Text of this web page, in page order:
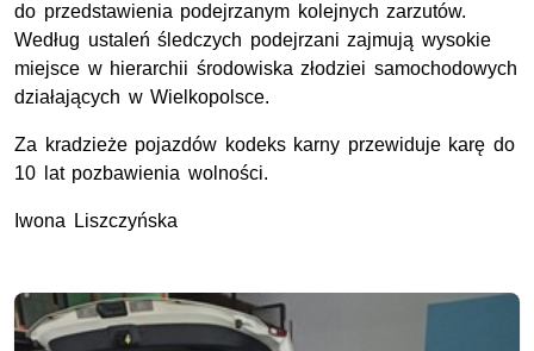
do przedstawienia podejrzanym kolejnych zarzutów.
Według ustaleń śledczych podejrzani zajmują wysokie
miejsce w hierarchii środowiska złodziei samochodowych
działających w Wielkopolsce.
Za kradzieże pojazdów kodeks karny przewiduje karę do
10 lat pozbawienia wolności.
Iwona Liszczyńska